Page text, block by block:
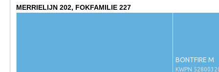
Marktplaats
MERRIELIJN 202, FOKFAMILIE 227
BONTFIRE M
KWPN